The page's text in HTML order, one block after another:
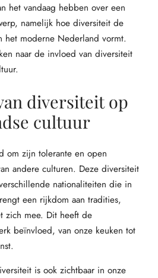
het vandaag hebben over een
namelijk hoe diversiteit de
het moderne Nederland vormt.
naar de invloed van diversiteit
diversiteit op
cultuur
om zijn tolerante en open
andere culturen. Deze diversiteit
nationaliteiten die in
een rijkdom aan tradities,
zich mee. Dit heeft de
beïnvloed, van onze keuken tot
is ook zichtbaar in onze